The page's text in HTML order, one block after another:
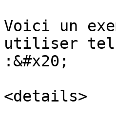
Voici un
utiliser tel
:&#x20;
<details>